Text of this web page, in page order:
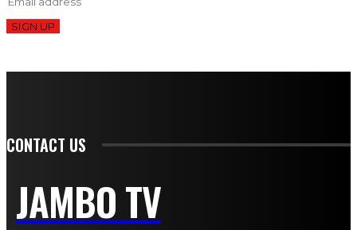
SIGN UP
CONTACT US
JAMBO TV